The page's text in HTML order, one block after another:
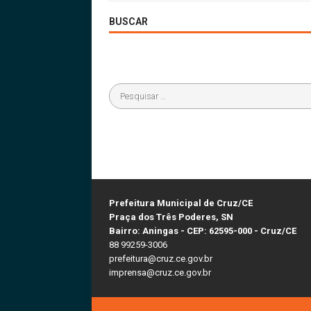
BUSCAR
Prefeitura Municipal de Cruz/CE
Praça dos Três Poderes, SN
Bairro: Aningas - CEP: 62595-000 - Cruz/CE
88 99259-3006
prefeitura@cruz.ce.gov.br
imprensa@cruz.ce.gov.br